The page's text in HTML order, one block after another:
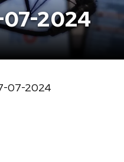
07-2024
07-2024